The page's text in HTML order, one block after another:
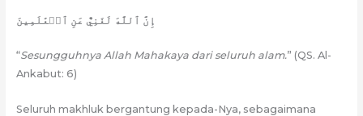
إِنَّ ٱللَّهَ لَغَنِيٌّ عَنِ ٱلۡعَٰلَمِينَ
“Sesungguhnya Allah Mahakaya dari seluruh alam.” (QS. Al-
Ankabut: 6)
Seluruh makhluk bergantung kepada-Nya, sebagaimana